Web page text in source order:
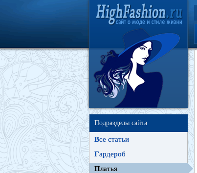
Подразделы сайта
Все статьи
Гардероб
Платья